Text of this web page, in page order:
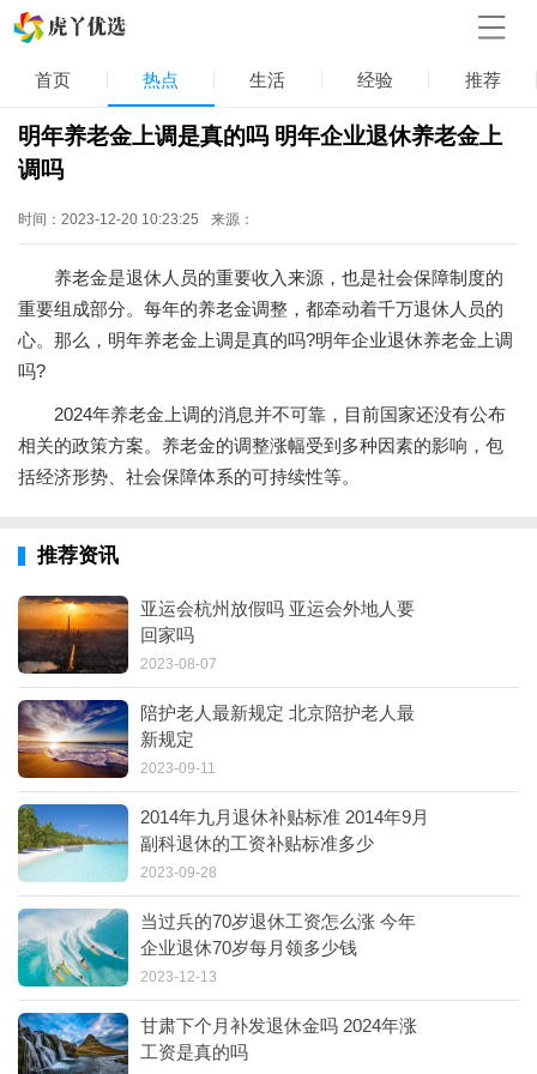
首页 热点 生活 经验 推荐
明年养老金上调是真的吗 明年企业退休养老金上
调吗
时间：2023-12-20 10:23:25 来源：
养老金是退休人员的重要收入来源，也是社会保障制度的
重要组成部分。每年的养老金调整，都牵动着千万退休人员的
心。那么，明年养老金上调是真的吗?明年企业退休养老金上调
吗?
2024年养老金上调的消息并不可靠，目前国家还没有公布
相关的政策方案。养老金的调整涨幅受到多种因素的影响，包
括经济形势、社会保障体系的可持续性等。
推荐资讯
亚运会杭州放假吗 亚运会外地人要
回家吗
2023-08-07
陪护老人最新规定 北京陪护老人最
新规定
2023-09-11
2014年九月退休补贴标准 2014年9月
副科退休的工资补贴标准多少
2023-09-28
当过兵的70岁退休工资怎么涨 今年
企业退休70岁每月领多少钱
2023-12-13
甘肃下个月补发退休金吗 2024年涨
工资是真的吗